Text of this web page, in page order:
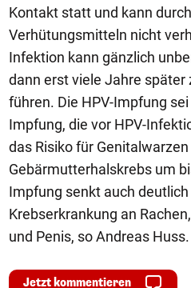
Kontakt statt und kann
Verhütungsmitteln nicht
Infektion kann gänzlich
dann erst viele Jahre später
führen. Die HPV-Impfung
Impfung, die vor HPV-
das Risiko für Genitalwarzen
Gebärmutterhalskrebs um
Impfung senkt auch
Krebserkrankung an
und Penis, so Andreas Huss.
Jetzt kommentieren